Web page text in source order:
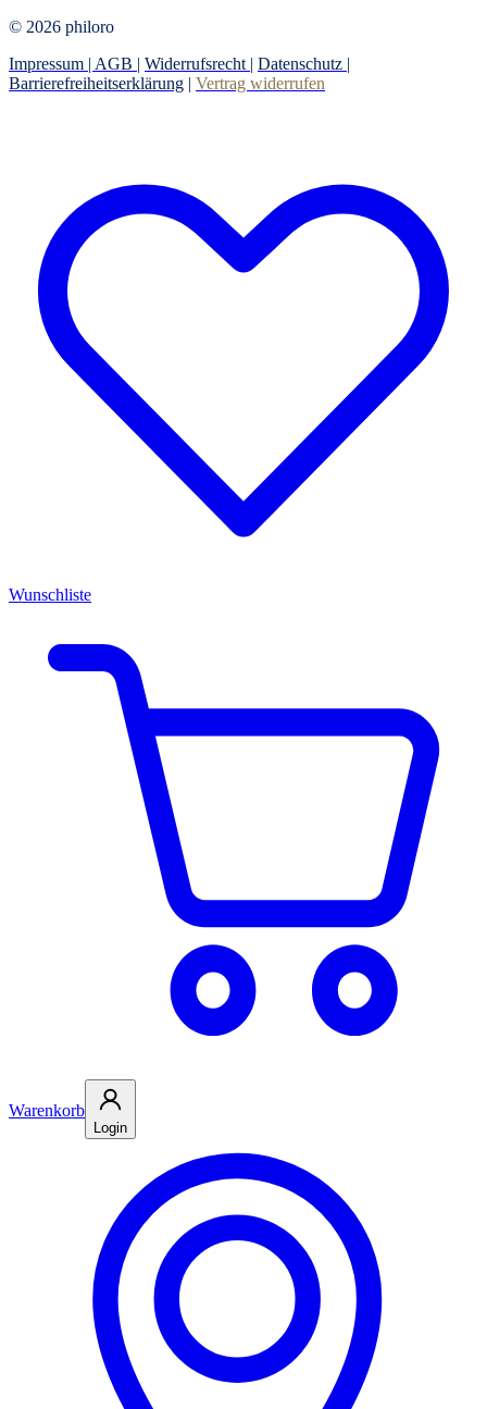
© 2026 philoro
Impressum | AGB | Widerrufsrecht | Datenschutz |
Barrierefreiheitserklärung | Vertrag widerrufen
Wunschliste
Warenkorb
Login